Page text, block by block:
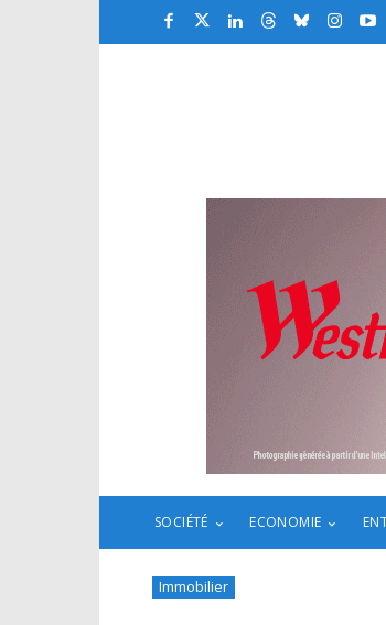
SOCIÉTÉ ECONOMIE
Immobilier